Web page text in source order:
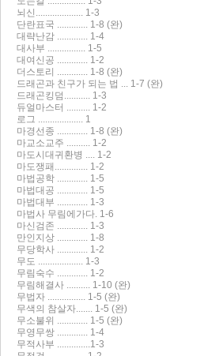
뇌신.................... 1-3
단란표국 ............. 1-8 (완)
대략난감 ............. 1-4
대사부 ................ 1-5
대여신공 ............. 1-2
더스토리 ............. 1-8 (완)
드래곤과 친구가 되는 법 ... 1-7 (완)
드래곤킹덤........... 1-3
듀얼마스터 .......... 1-2
로그 ................... 1
마경선종 ............. 1-8 (완)
마교소교주 .......... 1-2
마도시대귀환병 .... 1-2
마도쟁패.............. 1-2
마법공학 ............. 1-5
마법대공 ............. 1-5
마법대부 ............. 1-3
마법사 무림에가다. 1-6
마신검존 ............. 1-3
만인지상 ............. 1-8
무당학사 ............. 1-2
무도 ................... 1-3
무림숙수 ............. 1-2
무림해결사 .......... 1-10 (완)
무법자 ................ 1-5 (완)
무색의 참살자....... 1-5 (완)
무소불위 ............. 1-5 (완)
무영무쌍 ............. 1-4
무적사부 ..............1-3